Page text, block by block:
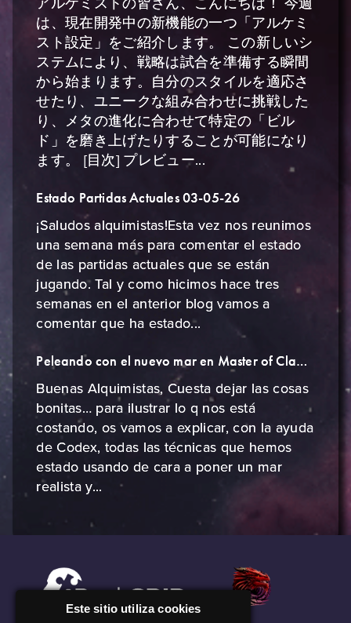
は、現在開発中の新機能の一つ「アルケミ
スト設定」をご紹介します。 この新しいシ
ステムにより、戦略は試合を準備する瞬間
から始まります。自分のスタイルを適応さ
せたり、ユニークな組み合わせに挑戦した
り、メタの進化に合わせて特定の「ビル
ド」を磨き上げたりすることが可能になり
ます。 [目次] プレビュー...
Estado Partidas Actuales 03-05-26
¡Saludos alquimistas!Esta vez nos reunimos
una semana más para comentar el estado
de las partidas actuales que se están
jugando. Tal y como hicimos hace tres
semanas en el anterior blog vamos a
comentar que ha estado...
Peleando con el nuevo mar en Master of Cladia
Buenas Alquimistas, Cuesta dejar las cosas
bonitas… para ilustrar lo q nos está
costando, os vamos a explicar, con la ayuda
de Codex, todas las técnicas que hemos
estado usando de cara a poner un mar
realista y...
Este sitio utiliza cookies